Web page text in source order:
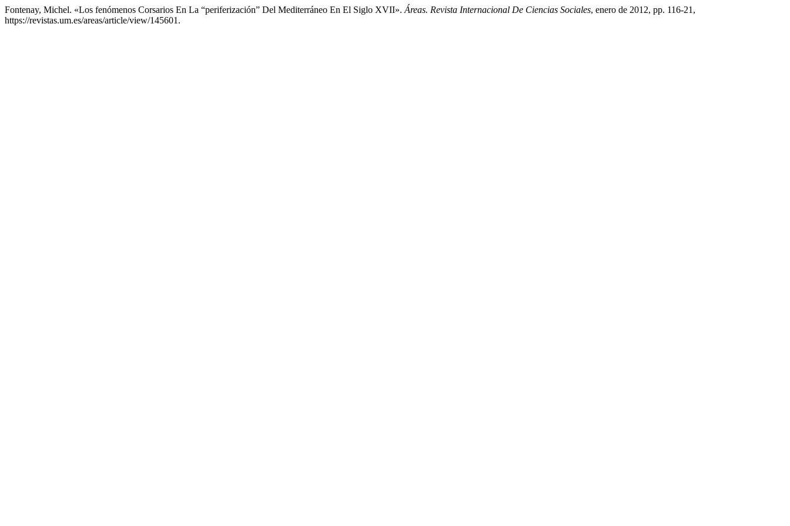
Fontenay, Michel. «Los fenómenos Corsarios En La “periferización” Del Mediterráneo En El Siglo XVII». Áreas. Revista Internacional De Ciencias Sociales, enero de 2012, pp. 116-21,
https://revistas.um.es/areas/article/view/145601.